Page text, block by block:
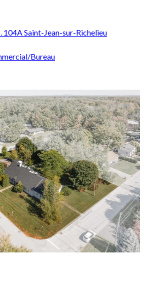
104A Saint-Jean-sur-Richelieu
Bureau